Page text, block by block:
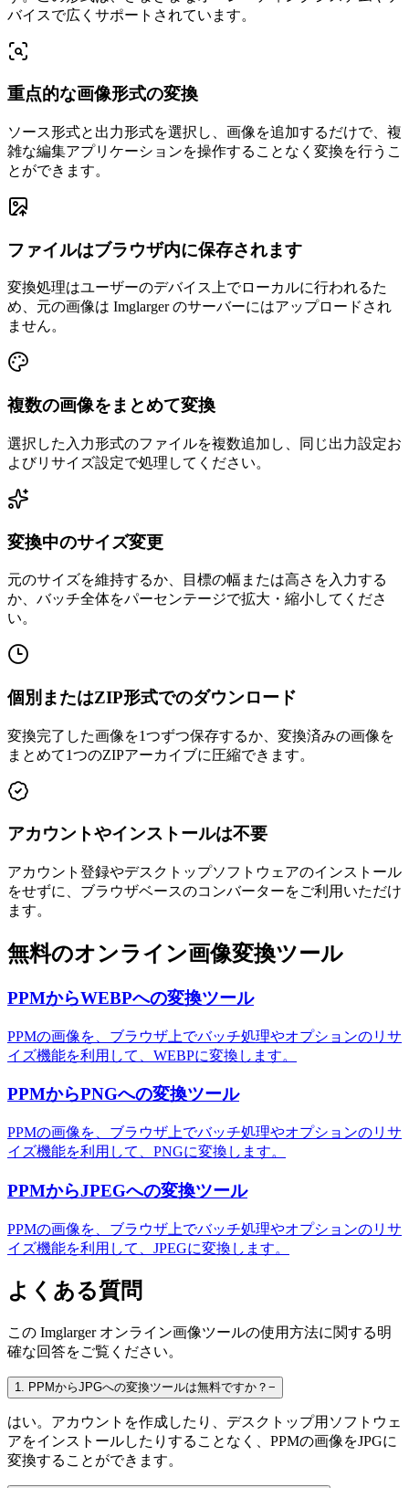
バイスで広くサポートされています。
重点的な画像形式の変換
ソース形式と出力形式を選択し、画像を追加するだけで、複
雑な編集アプリケーションを操作することなく変換を行うこ
とができます。
ファイルはブラウザ内に保存されます
変換処理はユーザーのデバイス上でローカルに行われるた
め、元の画像は Imglarger のサーバーにはアップロードされ
ません。
複数の画像をまとめて変換
選択した入力形式のファイルを複数追加し、同じ出力設定お
よびリサイズ設定で処理してください。
変換中のサイズ変更
元のサイズを維持するか、目標の幅または高さを入力する
か、バッチ全体をパーセンテージで拡大・縮小してくださ
い。
個別またはZIP形式でのダウンロード
変換完了した画像を1つずつ保存するか、変換済みの画像を
まとめて1つのZIPアーカイブに圧縮できます。
アカウントやインストールは不要
アカウント登録やデスクトップソフトウェアのインストール
をせずに、ブラウザベースのコンバーターをご利用いただけ
ます。
無料のオンライン画像変換ツール
PPMからWEBPへの変換ツール
PPMの画像を、ブラウザ上でバッチ処理やオプションのリサ
イズ機能を利用して、WEBPに変換します。
PPMからPNGへの変換ツール
PPMの画像を、ブラウザ上でバッチ処理やオプションのリサ
イズ機能を利用して、PNGに変換します。
PPMからJPEGへの変換ツール
PPMの画像を、ブラウザ上でバッチ処理やオプションのリサ
イズ機能を利用して、JPEGに変換します。
よくある質問
この Imglarger オンライン画像ツールの使用方法に関する明
確な回答をご覧ください。
1. PPMからJPGへの変換ツールは無料ですか？ −
はい。アカウントを作成したり、デスクトップ用ソフトウェ
アをインストールしたりすることなく、PPMの画像をJPGに
変換することができます。